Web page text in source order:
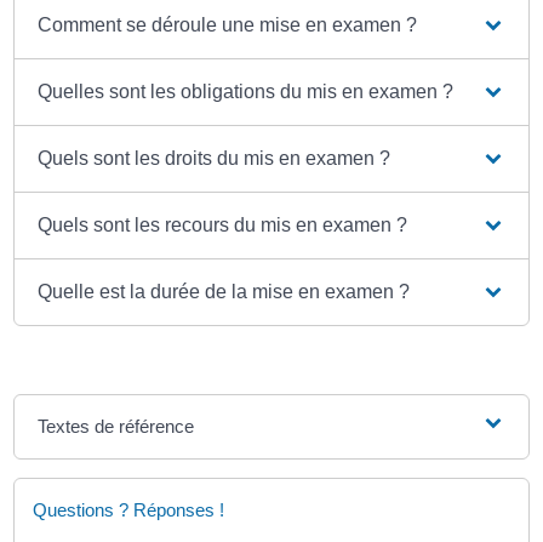
Comment se déroule une mise en examen ?
Quelles sont les obligations du mis en examen ?
Quels sont les droits du mis en examen ?
Quels sont les recours du mis en examen ?
Quelle est la durée de la mise en examen ?
Textes de référence
Questions ? Réponses !